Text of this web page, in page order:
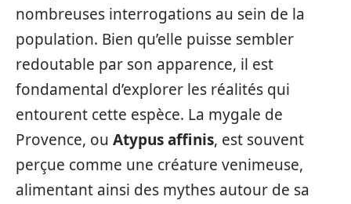
nombreuses interrogations au sein de la
population. Bien qu’elle puisse sembler
redoutable par son apparence, il est
fondamental d’explorer les réalités qui
entourent cette espèce. La mygale de
Provence, ou Atypus affinis, est souvent
perçue comme une créature venimeuse,
alimentant ainsi des mythes autour de sa